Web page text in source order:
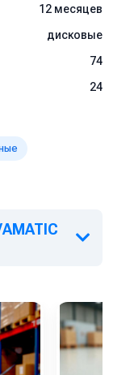
12 месяцев
дисковые
74
24